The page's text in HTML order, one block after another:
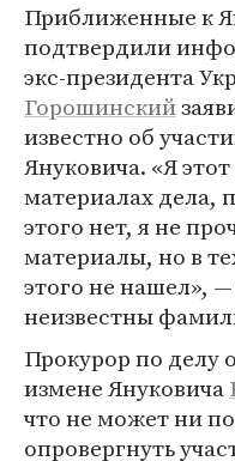
Приближенные к
подтвердили
экс-президента
Горошинский
известно об
Януковича. «Я
материалах дела,
этого нет, я не
материалы, но в
этого не нашел»,
неизвестны
Прокурор по делу
измене Януковича
что не может ни
опровергнуть